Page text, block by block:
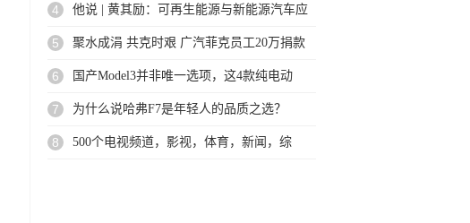
4 他说 | 黄其励：可再生能源与新能源汽车应
5 聚水成涓 共克时艰 广汽菲克员工20万捐款
6 国产Model3并非唯一选项，这4款纯电动
7 为什么说哈弗F7是年轻人的品质之选？
8 500个电视频道，影视，体育，新闻，综